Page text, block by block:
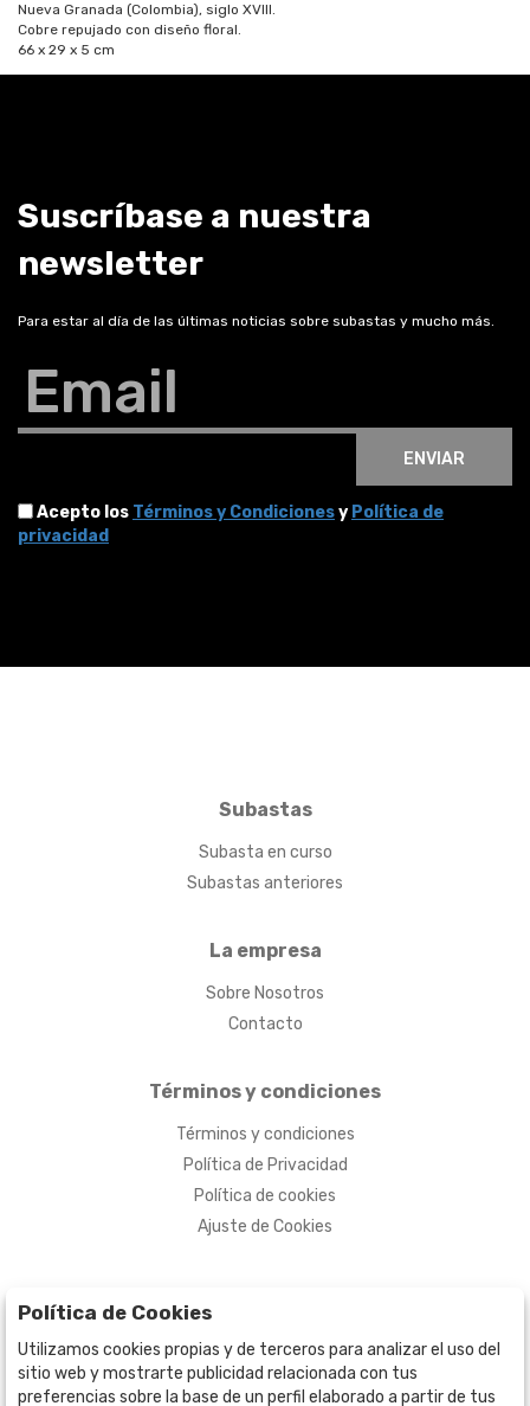
Nueva Granada (Colombia), siglo XVIII.
Cobre repujado con diseño floral.
66 x 29 x 5 cm
Suscríbase a nuestra
newsletter
Para estar al día de las últimas noticias sobre subastas y mucho más.
Email
ENVIAR
Acepto los Términos y Condicionesy Política de
privacidad
Subastas
Subasta en curso
Subastas anteriores
La empresa
Sobre Nosotros
Contacto
Términos y condiciones
Términos y condiciones
Política de Privacidad
Política de cookies
Ajuste de Cookies
Política de Cookies
Utilizamos cookies propias y de terceros para analizar el uso del
sitio web y mostrarte publicidad relacionada con tus
preferencias sobre la base de un perfil elaborado a partir de tus